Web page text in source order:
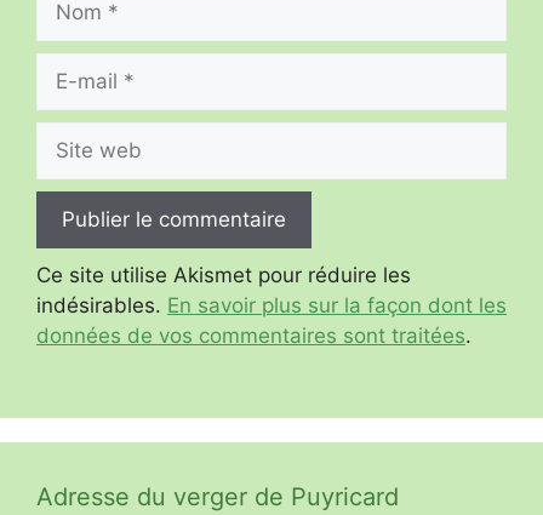
mail
web
Ce site utilise Akismet pour réduire les
indésirables. En savoir plus sur la façon dont les
données de vos commentaires sont traitées.
Adresse du verger de Puyricard